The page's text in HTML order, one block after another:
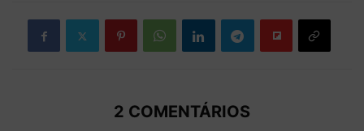
2 COMENTÁRIOS